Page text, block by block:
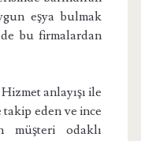
eşya bulmak
bu firmalardan
anlayışı ile
eden ve ince
müşteri odaklı